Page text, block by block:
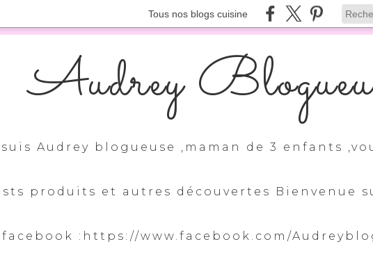
Tous nos blogs cuisine
Audrey
Audrey blogueuse ,maman de 3 enfants
produits et autres découvertes Bienvenue
facebook :https://www.facebook.com/